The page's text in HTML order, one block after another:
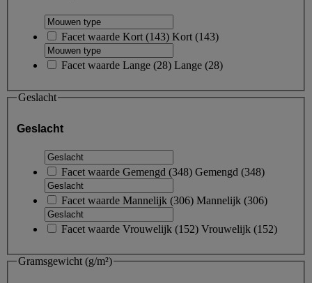
Facet waarde Kort (143) Kort (143)
Facet waarde Lange (28) Lange (28)
Geslacht
Geslacht
Facet waarde Gemengd (348) Gemengd (348)
Facet waarde Mannelijk (306) Mannelijk (306)
Facet waarde Vrouwelijk (152) Vrouwelijk (152)
Gramsgewicht (g/m²)